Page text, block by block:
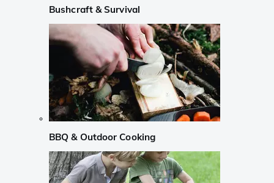
Bushcraft & Survival
BBQ & Outdoor Cooking